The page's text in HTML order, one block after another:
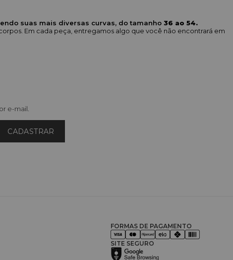
suas mais diversas curvas, do tamanho36 ao 54.
Em cada peça, entregamos algo que você não encontrará em
e-mail.
CADASTRAR
FORMAS DE PAGAMENTO
SITE SEGURO